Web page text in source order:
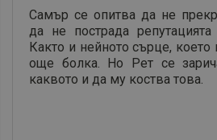
Самър се опитва да не
да не пострада
Както и нейното сърце,
още болка. Но Рет се
каквото и да му коства това.